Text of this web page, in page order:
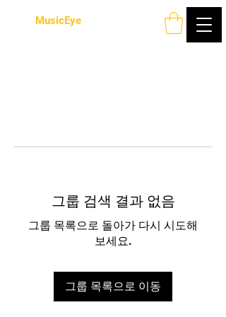
MusicEye
그룹 검색 결과 없음
그룹 목록으로 돌아가 다시 시도해
보세요.
그룹 목록으로 이동